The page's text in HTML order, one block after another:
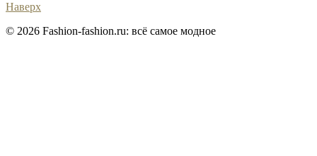
Наверх
© 2026 Fashion-fashion.ru: всё самое модное